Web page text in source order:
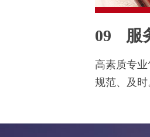
09 服
高素质专
规范、及时